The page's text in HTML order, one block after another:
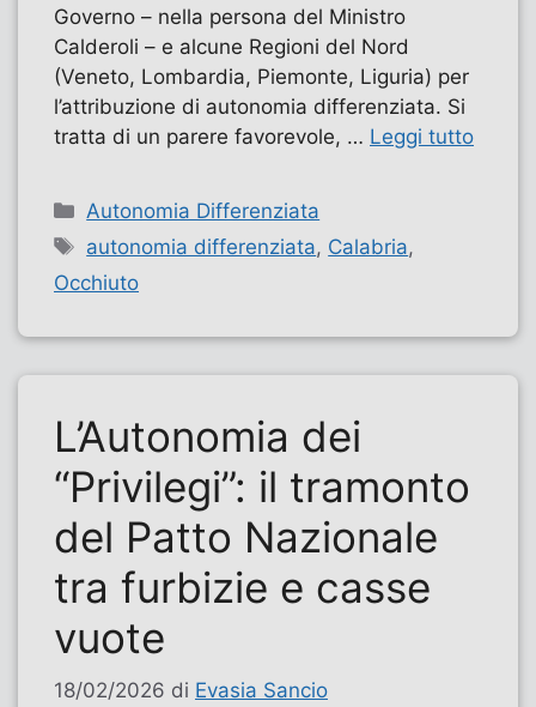
Governo – nella persona del Ministro
Calderoli – e alcune Regioni del Nord
(Veneto, Lombardia, Piemonte, Liguria) per
l’attribuzione di autonomia differenziata. Si
tratta di un parere favorevole, … Leggi tutto
Categorie
Autonomia Differenziata
Tag
autonomia differenziata, Calabria,
Occhiuto
L’Autonomia dei
“Privilegi”: il tramonto
del Patto Nazionale
tra furbizie e casse
vuote
18/02/2026 di Evasia Sancio